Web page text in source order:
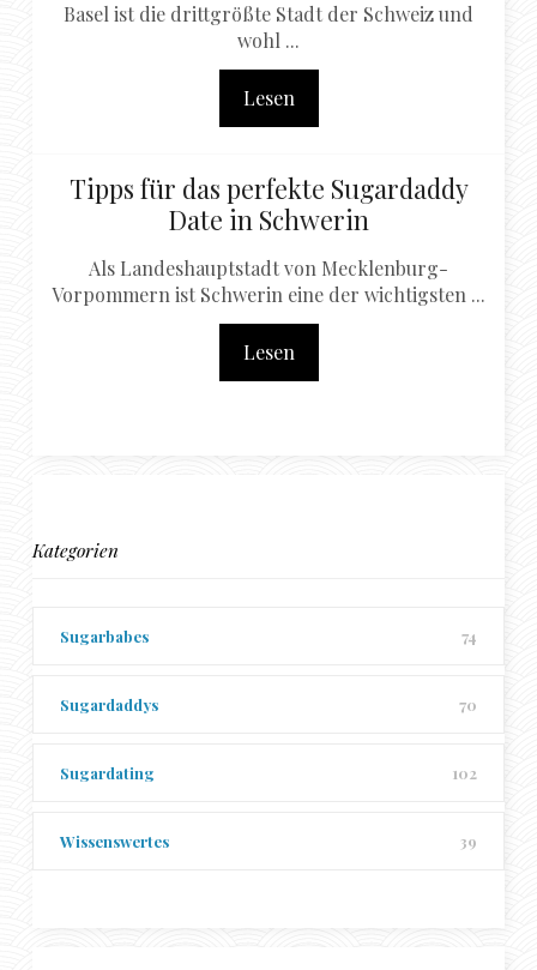
Basel ist die drittgrößte Stadt der Schweiz und
wohl ...
Lesen
Tipps für das perfekte Sugardaddy
Date in Schwerin
Als Landeshauptstadt von Mecklenburg-
Vorpommern ist Schwerin eine der wichtigsten ...
Lesen
Kategorien
Sugarbabes 74
Sugardaddys 70
Sugardating 102
Wissenswertes 39